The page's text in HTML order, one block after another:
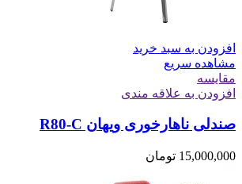
افزودن به سبد خرید
مشاهده سریع
مقایسه
افزودن به علاقه مندی
صندلی ناهارخوری ویهان R80-C
15,000,000 تومان